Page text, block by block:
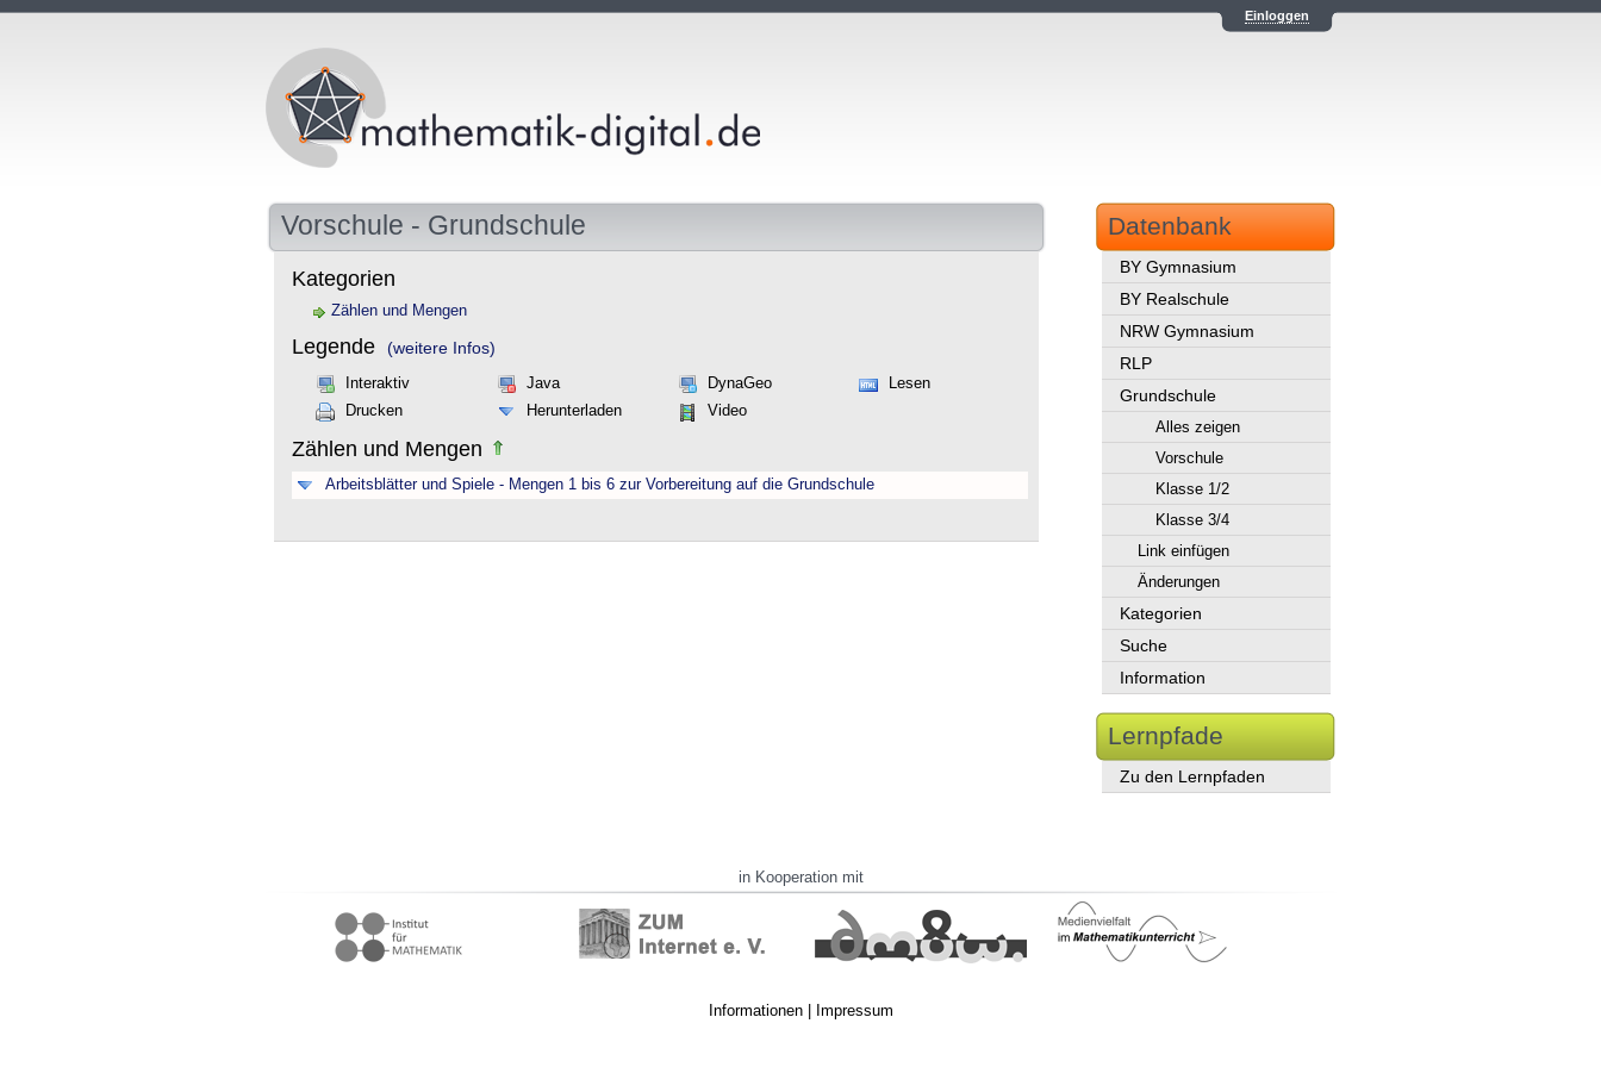
Einloggen
Vorschule - Grundschule
Kategorien
Zählen und Mengen
Legende (weitere Infos)
Interaktiv Java DynaGeo
Lesen
Drucken
Herunterladen Video
Zählen und Mengen
Arbeitsblätter und Spiele - Mengen 1 bis 6 zur Vorbereitung auf die Grundschule
Datenbank
BY Gymnasium
BY Realschule
NRW Gymnasium
RLP
Grundschule
Alles zeigen
Vorschule
Klasse 1/2
Klasse 3/4
Link einfügen
Änderungen
Kategorien
Suche
Information
Lernpfade
Zu den Lernpfaden
in Kooperation mit
Informationen| Impressum